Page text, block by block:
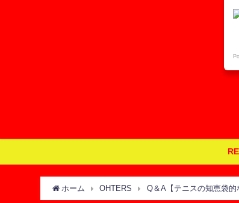
ホーム OHTERS Q＆A【テニスの知恵袋的